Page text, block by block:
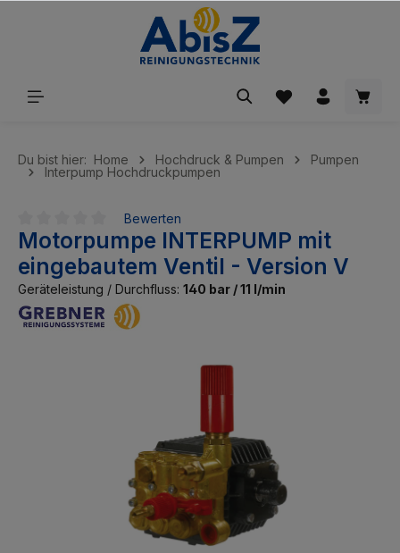
Du bist hier: Home Hochdruck & Pumpen
Pumpen
Interpump Hochdruckpumpen
Durchschnittliche Bewertung von 0 von 5 Sternen
Bewerten
Motorpumpe INTERPUMP mit
eingebautem Ventil - Version V
Geräteleistung / Durchfluss: 140 bar / 11 l/min